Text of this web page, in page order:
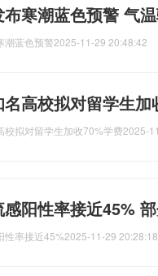
寒潮蓝色预警 气
潮蓝色预警2025-11-29 20:48:42
名高校拟对留学生
校拟对留学生加收70%学费2025-
阳性率接近45%
性率接近45%2025-11-29 20:28:18